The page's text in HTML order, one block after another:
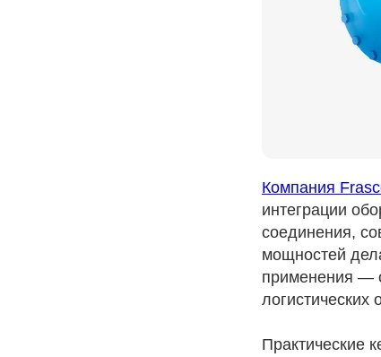
Компания
интеграции
соединения,
мощностей
применения —
логистических
Практические